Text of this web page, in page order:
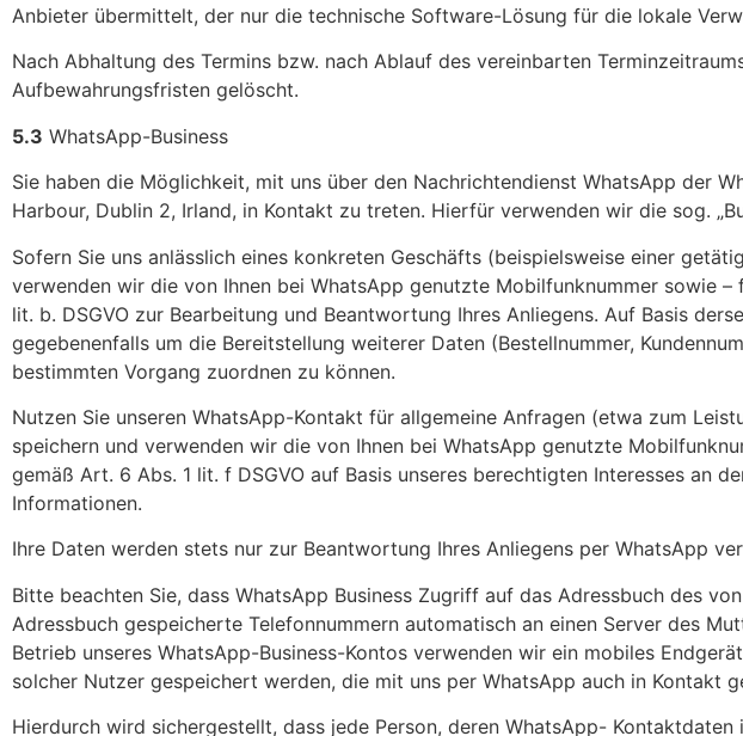
Anbieter übermittelt, der nur die technische Software-Lösung für die lokale
Nach Abhaltung des Termins bzw. nach Ablauf des vereinbarten
Aufbewahrungsfristen gelöscht.
5.3 WhatsApp-Business
Sie haben die Möglichkeit, mit uns über den Nachrichtendienst WhatsApp der
Harbour, Dublin 2, Irland, in Kontakt zu treten. Hierfür verwenden wir die sog.
Sofern Sie uns anlässlich eines konkreten Geschäfts (beispielsweise einer
verwenden wir die von Ihnen bei WhatsApp genutzte Mobilfunknummer sowie
lit. b. DSGVO zur Bearbeitung und Beantwortung Ihres Anliegens. Auf Basis
gegebenenfalls um die Bereitstellung weiterer Daten (Bestellnummer,
bestimmten Vorgang zuordnen zu können.
Nutzen Sie unseren WhatsApp-Kontakt für allgemeine Anfragen (etwa zum
speichern und verwenden wir die von Ihnen bei WhatsApp genutzte
gemäß Art. 6 Abs. 1 lit. f DSGVO auf Basis unseres berechtigten Interesses an
Informationen.
Ihre Daten werden stets nur zur Beantwortung Ihres Anliegens per WhatsApp
Bitte beachten Sie, dass WhatsApp Business Zugriff auf das Adressbuch des
Adressbuch gespeicherte Telefonnummern automatisch an einen Server des
Betrieb unseres WhatsApp-Business-Kontos verwenden wir ein mobiles
solcher Nutzer gespeichert werden, die mit uns per WhatsApp auch in Kontakt
Hierdurch wird sichergestellt, dass jede Person, deren WhatsApp-